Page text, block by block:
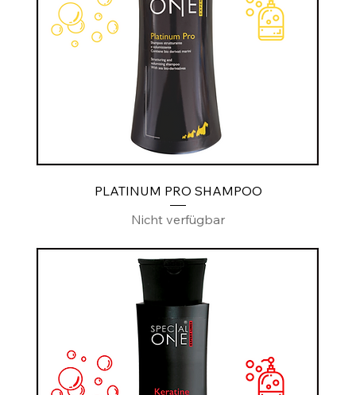
PLATINUM PRO SHAMPOO
Nicht verfügbar